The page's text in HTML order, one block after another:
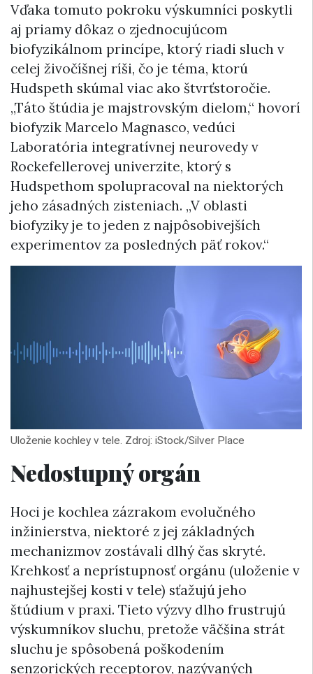
Vďaka tomuto pokroku výskumníci poskytli
aj priamy dôkaz o zjednocujúcom
biofyzikálnom princípe, ktorý riadi sluch v
celej živočíšnej ríši, čo je téma, ktorú
Hudspeth skúmal viac ako štvrťstoročie.
„Táto štúdia je majstrovským dielom,“ hovorí
biofyzik Marcelo Magnasco, vedúci
Laboratória integratívnej neurovedy v
Rockefellerovej univerzite, ktorý s
Hudspethom spolupracoval na niektorých
jeho zásadných zisteniach. „V oblasti
biofyziky je to jeden z najpôsobivejších
experimentov za posledných päť rokov.“
Uloženie kochley v tele. Zdroj: iStock/Silver Place
Nedostupný orgán
Hoci je kochlea zázrakom evolučného
inžinierstva, niektoré z jej základných
mechanizmov zostávali dlhý čas skryté.
Krehkosť a neprístupnosť orgánu (uloženie v
najhustejšej kosti v tele) sťažujú jeho
štúdium v ​​praxi. Tieto výzvy dlho frustrujú
výskumníkov sluchu, pretože väčšina strát
sluchu je spôsobená poškodením
senzorických receptorov, nazývaných